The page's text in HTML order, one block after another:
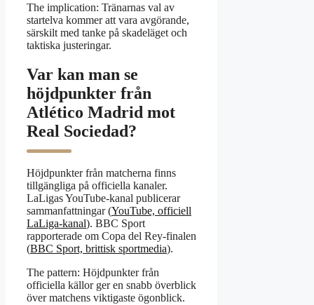
The implication: Tränarnas val av
startelva kommer att vara avgörande,
särskilt med tanke på skadeläget och
taktiska justeringar.
Var kan man se
höjdpunkter från
Atlético Madrid mot
Real Sociedad?
Höjdpunkter från matcherna finns
tillgängliga på officiella kanaler.
LaLigas YouTube-kanal publicerar
sammanfattningar (YouTube, officiell
LaLiga-kanal). BBC Sport
rapporterade om Copa del Rey-finalen
(BBC Sport, brittisk sportmedia).
The pattern: Höjdpunkter från
officiella källor ger en snabb överblick
över matchens viktigaste ögonblick.